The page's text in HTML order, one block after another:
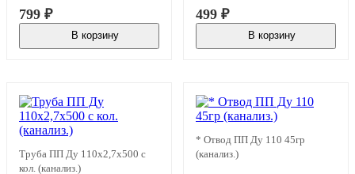
799 ₽
В корзину
499 ₽
В корзину
Труба ПП Ду 110х2,7х500 с
кол. (канализ.)
* Отвод ПП Ду 110 45гр
(канализ.)